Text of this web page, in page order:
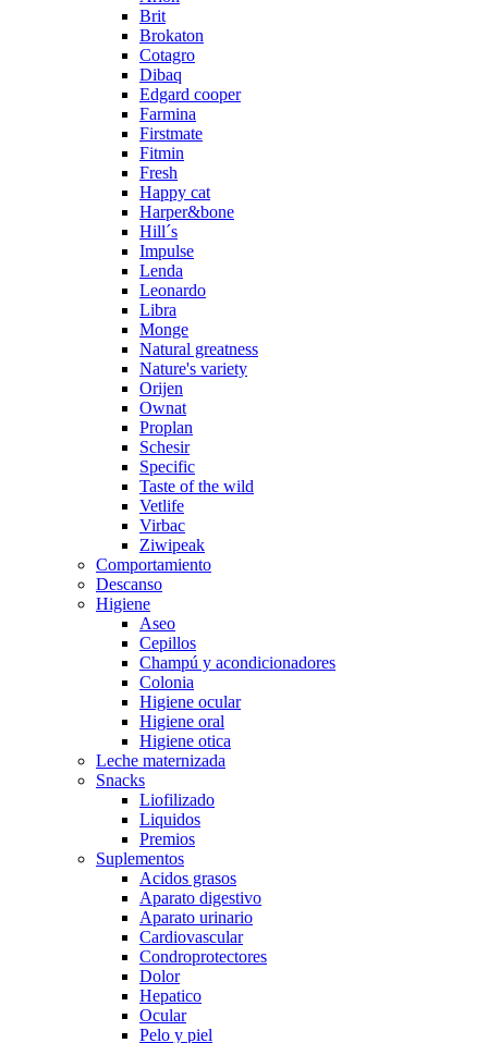
Brit
Brokaton
Cotagro
Dibaq
Edgard cooper
Farmina
Firstmate
Fitmin
Fresh
Happy cat
Harper&bone
Hill´s
Impulse
Lenda
Leonardo
Libra
Monge
Natural greatness
Nature's variety
Orijen
Ownat
Proplan
Schesir
Specific
Taste of the wild
Vetlife
Virbac
Ziwipeak
Comportamiento
Descanso
Higiene
Aseo
Cepillos
Champú y acondicionadores
Colonia
Higiene ocular
Higiene oral
Higiene otica
Leche maternizada
Snacks
Liofilizado
Liquidos
Premios
Suplementos
Acidos grasos
Aparato digestivo
Aparato urinario
Cardiovascular
Condroprotectores
Dolor
Hepatico
Ocular
Pelo y piel